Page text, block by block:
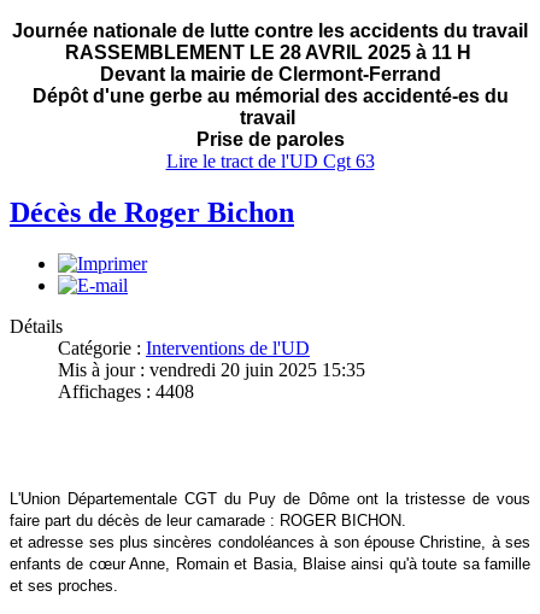
Journée nationale de lutte contre les accidents du travail
RASSEMBLEMENT LE 28 AVRIL 2025 à 11 H
Devant la mairie de Clermont-Ferrand
Dépôt d'une gerbe au mémorial des accidenté-es du
travail
Prise de paroles
Lire le tract de l'UD Cgt 63
Décès de Roger Bichon
Détails
Catégorie : Interventions de l'UD
Mis à jour : vendredi 20 juin 2025 15:35
Affichages : 4408
L'Union Départementale CGT du Puy de Dôme ont la tristesse de vous
faire part du décès de leur camarade : ROGER BICHON.
et adresse ses plus sincères condoléances à son épouse Christine, à ses
enfants de cœur Anne, Romain et Basia, Blaise ainsi qu'à toute sa famille
et ses proches.